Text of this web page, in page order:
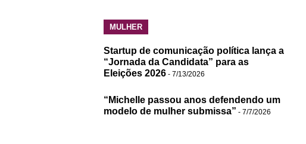
MULHER
Startup de comunicação política lança a
“Jornada da Candidata” para as
Eleições 2026 - 7/13/2026
“Michelle passou anos defendendo um
modelo de mulher submissa” - 7/7/2026